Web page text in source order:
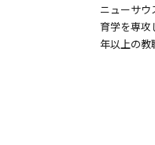
ニューサウ
育学を専攻
年以上の教